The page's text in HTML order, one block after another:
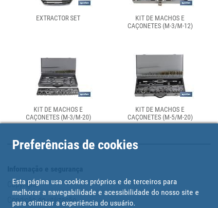
EXTRACTOR SET
KIT DE MACHOS E
CAÇONETES (M-3/M-12)
KIT DE MACHOS E
CAÇONETES (M-3/M-20)
KIT DE MACHOS E
CAÇONETES (M-5/M-20)
Copyright
Condição de utilização
Preferências de cookies
Esta página usa cookies próprios e de terceiros para
melhorar a navegabilidade e acessibilidade do nosso site e
para otimizar a experiência do usuário.